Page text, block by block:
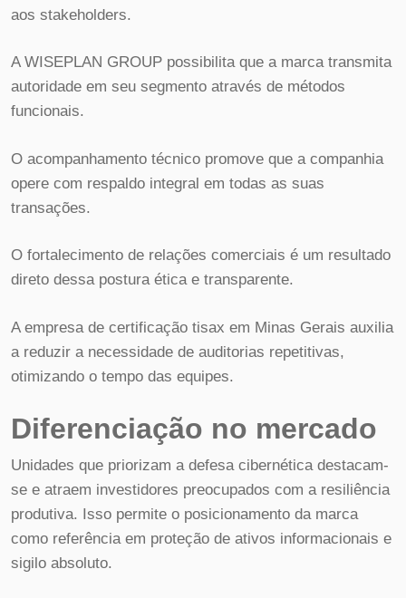
aos stakeholders.
A WISEPLAN GROUP possibilita que a marca transmita
autoridade em seu segmento através de métodos
funcionais.
O acompanhamento técnico promove que a companhia
opere com respaldo integral em todas as suas
transações.
O fortalecimento de relações comerciais é um resultado
direto dessa postura ética e transparente.
A empresa de certificação tisax em Minas Gerais auxilia
a reduzir a necessidade de auditorias repetitivas,
otimizando o tempo das equipes.
Diferenciação no mercado
Unidades que priorizam a defesa cibernética destacam-
se e atraem investidores preocupados com a resiliência
produtiva. Isso permite o posicionamento da marca
como referência em proteção de ativos informacionais e
sigilo absoluto.